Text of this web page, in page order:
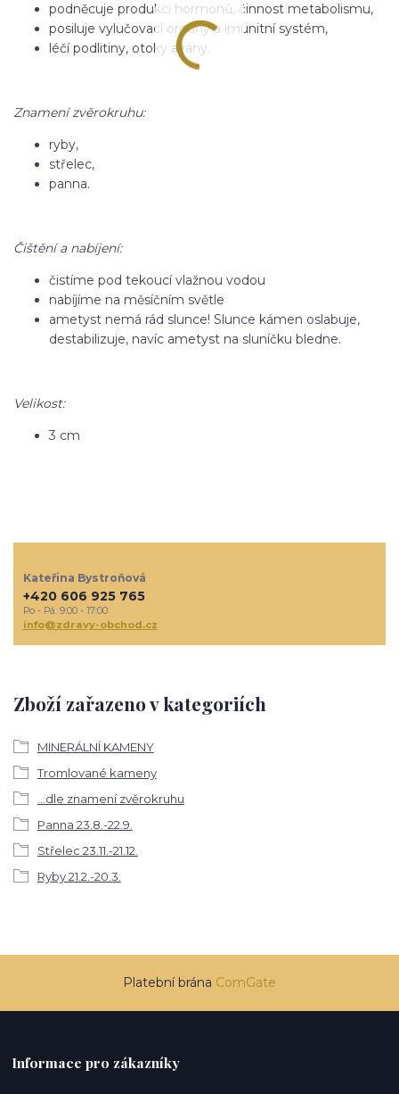
podněcuje produkci hormonů, činnost metabolismu,
posiluje vylučovací orgány a imunitní systém,
léčí podlitiny, otoky a rány.
Znamení zvěrokruhu:
ryby,
střelec,
panna.
Čištění a nabíjení:
čistíme pod tekoucí vlažnou vodou
nabíjíme na měsíčním světle
ametyst nemá rád slunce! Slunce kámen oslabuje,
destabilizuje, navíc ametyst na sluníčku bledne.
Velikost:
3 cm
Zboží zařazeno v kategoriích
MINERÁLNÍ KAMENY
Tromlované kameny
...dle znamení zvěrokruhu
Panna 23.8.-22.9.
Střelec 23.11.-21.12.
Ryby 21.2.-20.3.
Kateřina Bystroňová
+420 606 925 765
Po - Pá: 9:00 - 17:00
info@zdravy-obchod.cz
Platební brána ComGate
Informace pro zákazníky